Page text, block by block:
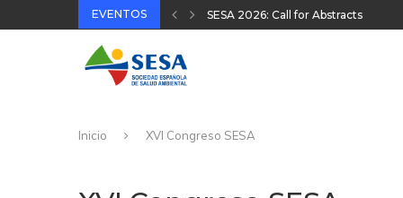
EVENTOS XVIII Congreso Español y VIII
Inicio XVI Congreso SESA